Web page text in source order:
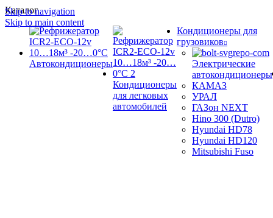
Skip to navigation
Skip to main content
Каталог
Автокондиционеры
Кондиционеры
для легковых
автомобилей
Кондиционеры для
грузовиков
Электрические
автокондиционеры
КАМАЗ
УРАЛ
ГАЗон NEXT
Hino 300 (Dutro)
Hyundai HD78
Hyundai HD120
Mitsubishi Fuso